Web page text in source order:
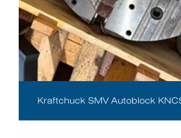
Kraftchuck SMV Autoblock